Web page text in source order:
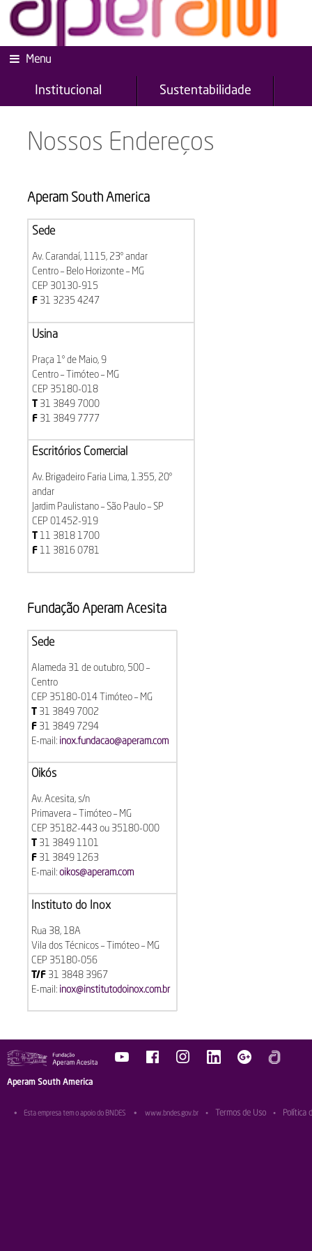
Menu
Institucional Sustentabilidade
Nossos Endereços
Aperam South America
Sede
Av. Carandaí, 1115, 23º andar
Centro – Belo Horizonte – MG
CEP 30130-915
F31 3235 4247
Usina
Praça 1º de Maio, 9
Centro – Timóteo – MG
CEP 35180-018
T31 3849 7000
F31 3849 7777
Escritórios Comercial
Av. Brigadeiro Faria Lima, 1.355, 20º
andar
Jardim Paulistano – São Paulo – SP
CEP 01452-919
11 3818 1700
F11 3816 0781
Fundação Aperam Acesita
Sede
Alameda 31 de outubro, 500 –
Centro
CEP 35180-014 Timóteo – MG
T 31 3849 7002
F 31 3849 7294
E-mail: inox.fundacao@aperam.com
Oikós
Av. Acesita, s/n
Primavera – Timóteo – MG
CEP 35182-443 ou 35180-000
31 3849 1101
F 31 3849 1263
E-mail:oikos@aperam.com
Instituto do Inox
Rua 38, 18A
Vila dos Técnicos – Timóteo – MG
CEP 35180-056
T/F 31 3848 3967
E-mail: inox@institutodoinox.com.br
Aperam South America
• Esta empresa tem o apoio do BNDES • www.bndes.gov.br • Termos de Uso • Política